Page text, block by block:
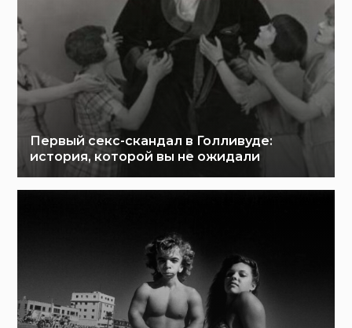
Первый секс-скандал в Голливуде:
история, которой вы не ожидали